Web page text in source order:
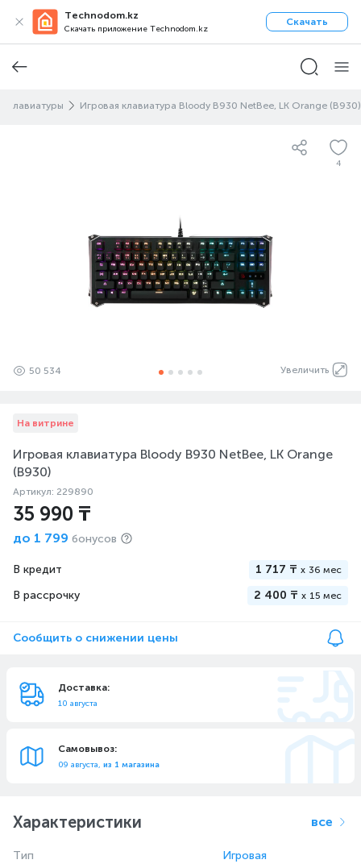
Technodom.kz
Скачать приложение Technodom.kz
Скачать
Клавиатуры Игровая клавиатура Bloody B930 NetBee, LK Orange (B930)
4
Увеличить
50 534
На витрине
Игровая клавиатура Bloody B930 NetBee, LK Orange
(B930)
Артикул: 229890
35 990 ₸
до 1 799 бонусов
В кредит 1 717 ₸ x 36 мес
В рассрочку 2 400 ₸ x 15 мес
Сообщить о снижении цены
Доставка:
10 августа
Самовывоз:
09 августа, из 1 магазина
Характеристики все
Тип Игровая